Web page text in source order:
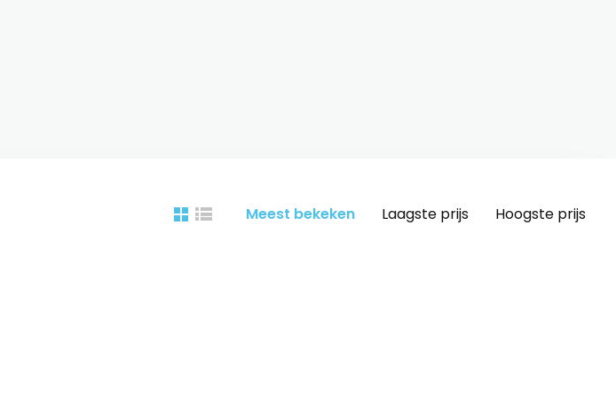
Meest bekeken Laagste prijs Hoogste prijs